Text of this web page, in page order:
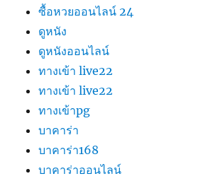
ซื้อหวยออนไลน์ 24
ดูหนัง
ดูหนังออนไลน์
ทางเข้า live22
ทางเข้า live22
ทางเข้าpg
บาคาร่า
บาคาร่า168
บาคาร่าออนไลน์